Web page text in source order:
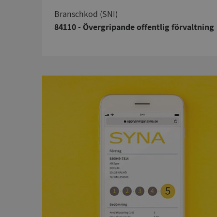
branschkod (SNI)
84110 - Övergripande offentlig förvaltning